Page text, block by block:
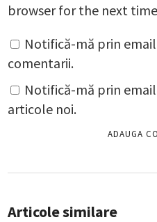
browser for the next
Notifică-mă prin
comentarii.
Notifică-mă prin
articole noi.
Articole similare